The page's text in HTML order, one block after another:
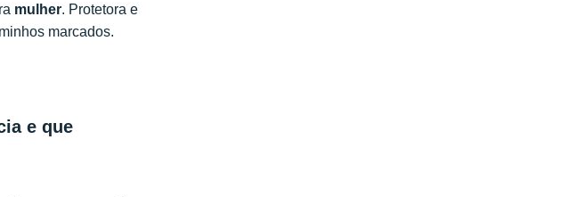
mulher. Protetora e
marcados.
e que